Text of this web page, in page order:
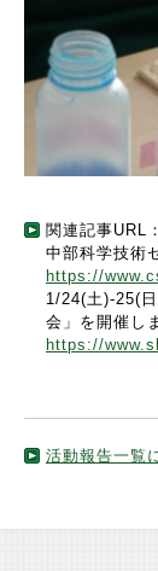
関連記事URL：
中部科学技術
https://
1/24(土)-25(
会」を開催し
https://
活動報告一覧